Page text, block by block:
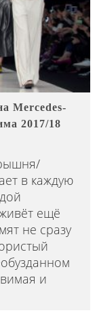
Mercedes-
2017/18
в каждую
ещё
не сразу
и